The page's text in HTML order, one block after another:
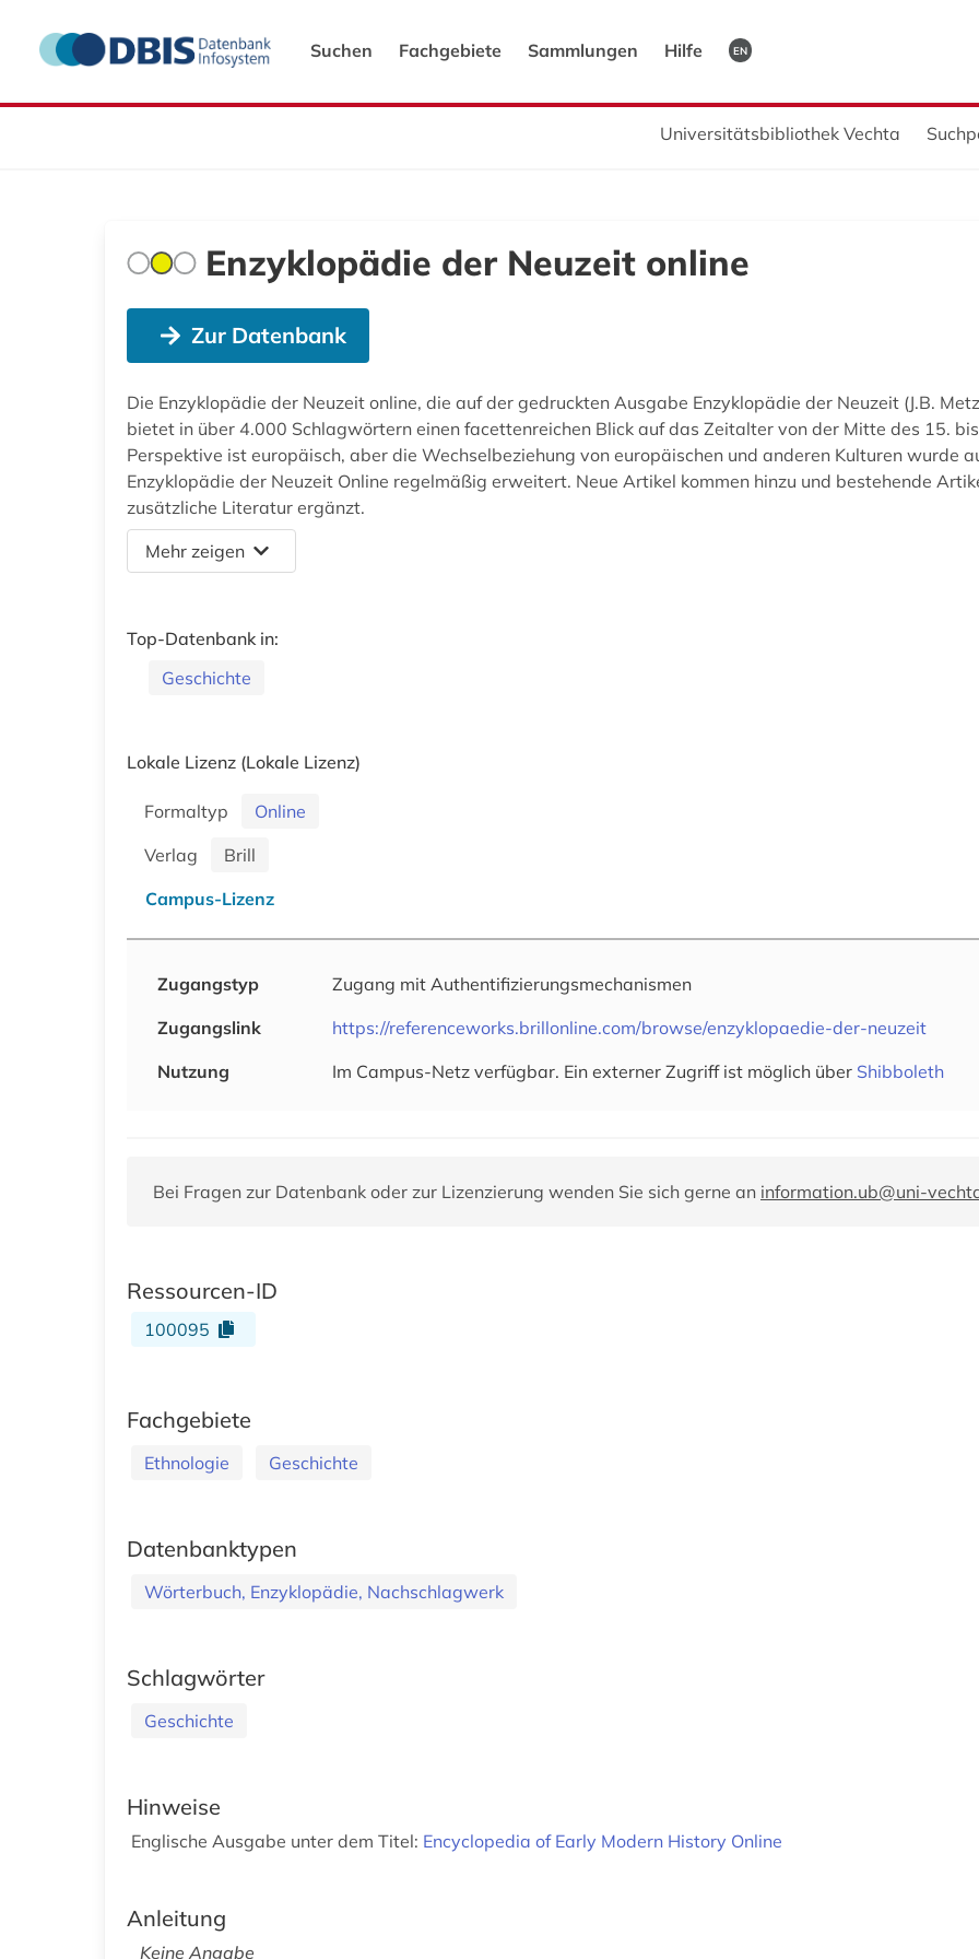
Suchen Fachgebiete Sammlungen Hilfe EN
Universitätsbibliothek Vechta
Enzyklopädie der Neuzeit online
Zur Datenbank
Die Enzyklopädie der Neuzeit online, die auf der gedruckten Ausgabe Enzyklopädie der Neuzeit (J.B.
bietet in über 4.000 Schlagwörtern einen facettenreichen Blick auf das Zeitalter von der Mitte des 15.
Perspektive ist europäisch, aber die Wechselbeziehung von europäischen und anderen Kulturen wurde
Enzyklopädie der Neuzeit Online regelmäßig erweitert. Neue Artikel kommen hinzu und bestehende
zusätzliche Literatur ergänzt.
Mehr zeigen
Top-Datenbank in:
Geschichte
Lokale Lizenz (Lokale Lizenz)
Formaltyp
Online
Verlag
Brill
Campus-Lizenz
Zugangstyp
Zugang mit Authentifizierungsmechanismen
Zugangslink
https://referenceworks.brillonline.com/browse/enzyklopaedie-der-neuzeit
Nutzung
Im Campus-Netz verfügbar. Ein externer Zugriff ist möglich über Shibboleth
Bei Fragen zur Datenbank oder zur Lizenzierung wenden Sie sich gerne an information.ub@uni-
Ressourcen-ID
100095
Fachgebiete
Ethnologie Geschichte
Datenbanktypen
Wörterbuch, Enzyklopädie, Nachschlagwerk
Schlagwörter
Geschichte
Hinweise
Englische Ausgabe unter dem Titel: Encyclopedia of Early Modern History Online
Anleitung
Keine Angabe